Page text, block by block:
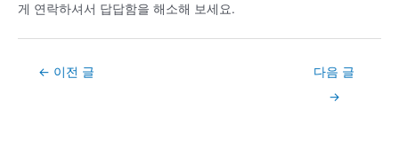
게 연락하셔서 답답함을 해소해 보세요.
Post← 이전 글
다음 글
→